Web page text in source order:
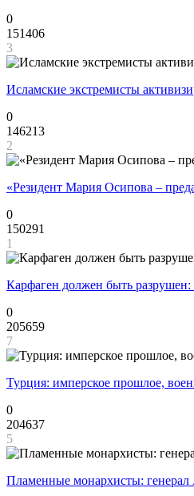
0
151406
3
Исламские экстремисты
0
146213
2
«Резидент Мария Осипова –
0
150291
1
Карфаген должен быть разрушен:
0
205659
7
Турция: имперское прошлое,
0
204637
5
Пламенные монархисты: генерал